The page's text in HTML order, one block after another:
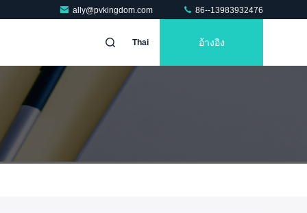
ally@pvkingdom.com 86--13983932476
Thai อ้างอิง